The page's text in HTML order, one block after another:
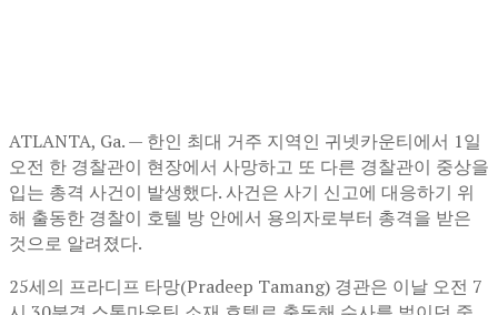
ATLANTA, Ga. — 한인 최대 거주 지역인 귀넷카운티에서 1일
오전 한 경찰관이 현장에서 사망하고 또 다른 경찰관이 중상을
입는 총격 사건이 발생했다. 사건은 사기 신고에 대응하기 위
해 출동한 경찰이 호텔 방 안에서 용의자로부터 총격을 받은
것으로 알려졌다.
25세의 프라디프 타망(Pradeep Tamang) 경관은 이날 오전 7